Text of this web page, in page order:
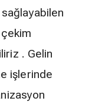
. Gelin
işlerinde